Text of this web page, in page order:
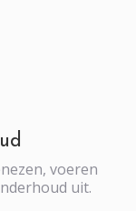
voeren
uit.